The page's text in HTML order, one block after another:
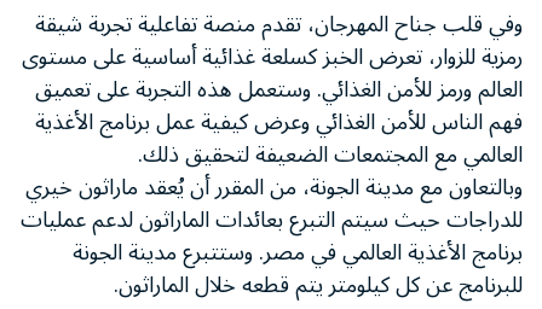
وفي قلب جناح المهرجان، تقدم منصة تفاعلية تجربة شيقة
رمزية للزوار، تعرض الخبز كسلعة غذائية أساسية على مستوى
العالم ورمز للأمن الغذائي. وستعمل هذه التجربة على تعميق
فهم الناس للأمن الغذائي وعرض كيفية عمل برنامج الأغذية
العالمي مع المجتمعات الضعيفة لتحقيق ذلك.
وبالتعاون مع مدينة الجونة، من المقرر أن يُعقد ماراثون خيري
للدراجات حيث سيتم التبرع بعائدات الماراثون لدعم عمليات
برنامج الأغذية العالمي في مصر. وستتبرع مدينة الجونة
للبرنامج عن كل كيلومتر يتم قطعه خلال الماراثون.